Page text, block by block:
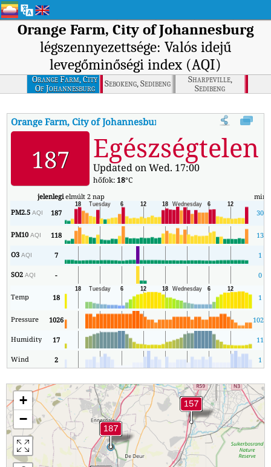
Orange Farm, City of Johannesburg
légszennyezettsége: Valós idejű
levegőminőségi index (AQI)
Orange Farm, City
Of Johannesburg
Sebokeng, Sedibeng
Sharpeville,
Sedibeng
Orange Farm, City of Johannesburg Orange Farm, City of
187 Egészségtelen
Updated on Wed. 17:00
hőfok: 18°C
jelenlegielmúlt 2 nap min
PM2.5AQI 187 30
PM10AQI 118 13
O3AQI 7 1
SO2AQI - 0
Temp 18 1
Pressure 1026 1025
Humidity 17 11
Wind 2 1
+
−